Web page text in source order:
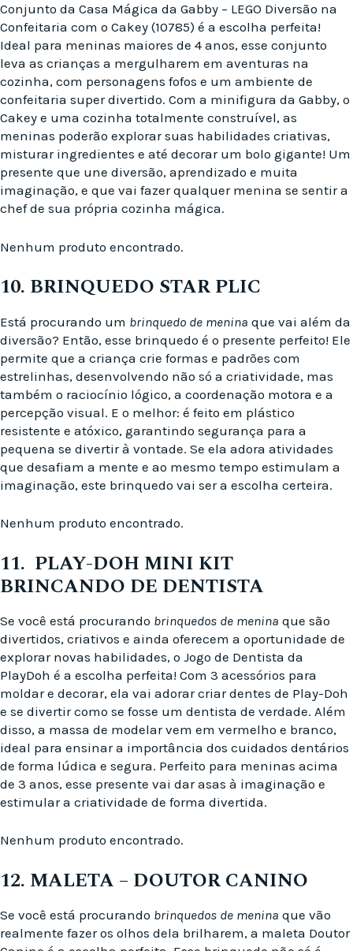
Conjunto da Casa Mágica da Gabby – LEGO Diversão na
Confeitaria com o Cakey (10785) é a escolha perfeita!
Ideal para meninas maiores de 4 anos, esse conjunto
leva as crianças a mergulharem em aventuras na
cozinha, com personagens fofos e um ambiente de
confeitaria super divertido. Com a minifigura da Gabby, o
Cakey e uma cozinha totalmente construível, as
meninas poderão explorar suas habilidades criativas,
misturar ingredientes e até decorar um bolo gigante! Um
presente que une diversão, aprendizado e muita
imaginação, e que vai fazer qualquer menina se sentir a
chef de sua própria cozinha mágica.
Nenhum produto encontrado.
10. BRINQUEDO STAR PLIC
Está procurando um brinquedo de menina que vai além da
diversão? Então, esse brinquedo é o presente perfeito! Ele
permite que a criança crie formas e padrões com
estrelinhas, desenvolvendo não só a criatividade, mas
também o raciocínio lógico, a coordenação motora e a
percepção visual. E o melhor: é feito em plástico
resistente e atóxico, garantindo segurança para a
pequena se divertir à vontade. Se ela adora atividades
que desafiam a mente e ao mesmo tempo estimulam a
imaginação, este brinquedo vai ser a escolha certeira.
Nenhum produto encontrado.
11. PLAY-DOH MINI KIT
BRINCANDO DE DENTISTA
Se você está procurando brinquedos de menina que são
divertidos, criativos e ainda oferecem a oportunidade de
explorar novas habilidades, o Jogo de Dentista da
PlayDoh é a escolha perfeita! Com 3 acessórios para
moldar e decorar, ela vai adorar criar dentes de Play-Doh
e se divertir como se fosse um dentista de verdade. Além
disso, a massa de modelar vem em vermelho e branco,
ideal para ensinar a importância dos cuidados dentários
de forma lúdica e segura. Perfeito para meninas acima
de 3 anos, esse presente vai dar asas à imaginação e
estimular a criatividade de forma divertida.
Nenhum produto encontrado.
12. MALETA – DOUTOR CANINO
Se você está procurando brinquedos de menina que vão
realmente fazer os olhos dela brilharem, a maleta Doutor